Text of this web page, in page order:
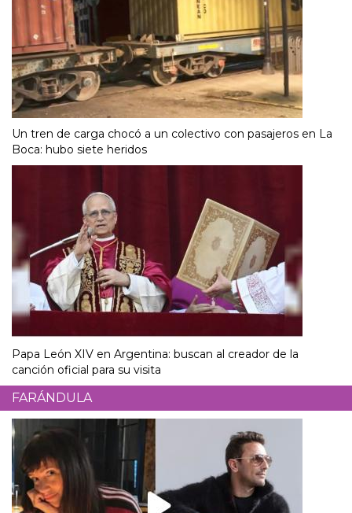
Un tren de carga chocó a un colectivo con pasajeros en La
Boca: hubo siete heridos
Papa León XIV en Argentina: buscan al creador de la
canción oficial para su visita
FARÁNDULA